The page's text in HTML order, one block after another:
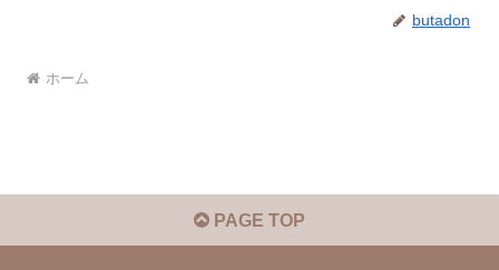
butadon
ホーム
PAGE TOP